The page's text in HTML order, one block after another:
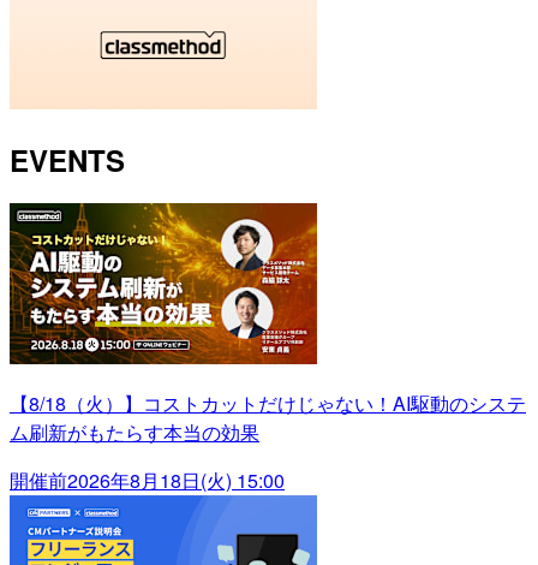
EVENTS
【8/18（火）】コストカットだけじゃない！AI駆動のシステ
ム刷新がもたらす本当の効果
開催前2026年8月18日(火) 15:00